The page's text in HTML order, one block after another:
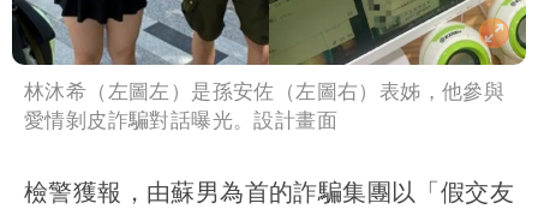
林沐希（左圖左）是孫安佐（左圖右）表姊，他參與
愛情剝皮詐騙對話曝光。設計畫面
檢警獲報，由蘇男為首的詐騙集團以「假交友